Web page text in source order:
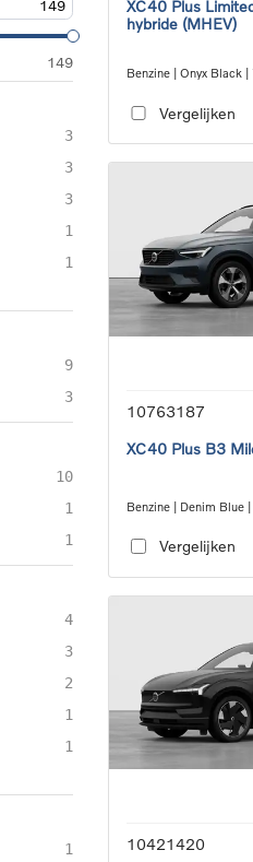
149
3
3
3
1
1
9
3
10
1
1
4
3
2
1
1
1
XC40 Plus
hybride (MHEV)
Benzine | Onyx Black
Vergelijken
10763187
XC40 Plus B3
Benzine | Denim Blue
Vergelijken
10421420